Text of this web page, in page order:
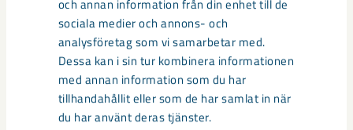
och annan information från din enhet till de
sociala medier och annons- och
analysföretag som vi samarbetar med.
Dessa kan i sin tur kombinera informationen
med annan information som du har
tillhandahållit eller som de har samlat in när
du har använt deras tjänster.
Så kan humanoida robotar öka
säkerheten i framtidens gruva
Utvecklingen av humanoida robotar, människoliknande
robotar med armar och ben, går snabbt. I takt med att